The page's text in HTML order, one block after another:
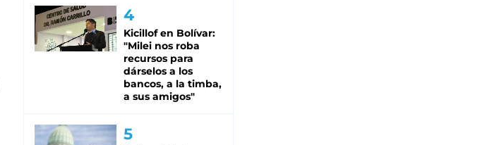
Kicillof en Bolívar:
"Milei nos roba
recursos para
dárselos a los
bancos, a la timba,
a sus amigos"